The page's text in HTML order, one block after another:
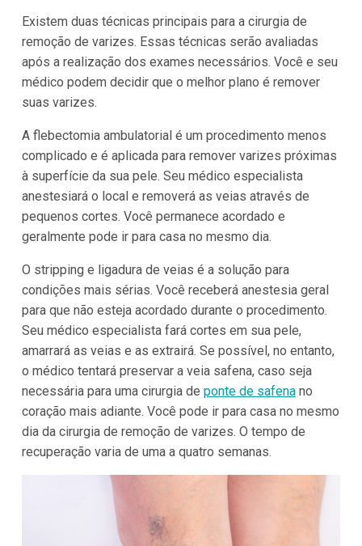
Existem duas técnicas principais para a cirurgia de
remoção de varizes. Essas técnicas serão avaliadas
após a realização dos exames necessários. Você e seu
médico podem decidir que o melhor plano é remover
suas varizes.
A flebectomia ambulatorial é um procedimento menos
complicado e é aplicada para remover varizes próximas
à superfície da sua pele. Seu médico especialista
anestesiará o local e removerá as veias através de
pequenos cortes. Você permanece acordado e
geralmente pode ir para casa no mesmo dia.
O stripping e ligadura de veias é a solução para
condições mais sérias. Você receberá anestesia geral
para que não esteja acordado durante o procedimento.
Seu médico especialista fará cortes em sua pele,
amarrará as veias e as extrairá. Se possível, no entanto,
o médico tentará preservar a veia safena, caso seja
necessária para uma cirurgia de ponte de safenano
coração mais adiante. Você pode ir para casa no mesmo
dia da cirurgia de remoção de varizes. O tempo de
recuperação varia de uma a quatro semanas.